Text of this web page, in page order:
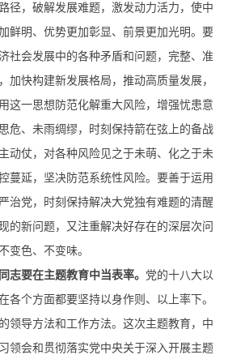
径，破解发展难题，激发动力活力，使中
鲜明、优势更加彰显、前景更加光明。要
社会发展中的各种矛盾和问题，完整、准
加快构建新发展格局，推动高质量发展，
这一思想防范化解重大风险，增强忧患意
危、未雨绸缪，时刻保持箭在弦上的备战
动仗，对各种风险见之于未萌、化之于未
蔓延，坚决防范系统性风险。要善于运用
治党，时刻保持解决大党独有难题的清醒
的新问题，又注重解决好存在的深层次问
变色、不变味。
志要在主题教育中当表率。 党的十八大以
各个方面都要坚持以身作则、以上率下。
领导方法和工作方法。这次主题教育，中
领会和贯彻落实党中央关于深入开展主题